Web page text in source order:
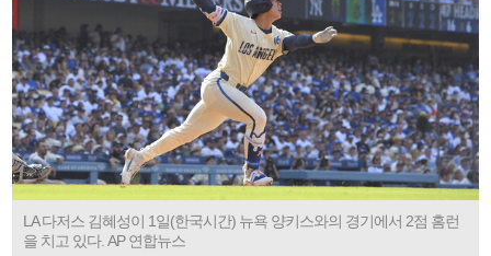
LA 다저스 김혜성이 1일(한국시간) 뉴욕 양키스와의 경기에서 2점 홈런
을 치고 있다. AP 연합뉴스